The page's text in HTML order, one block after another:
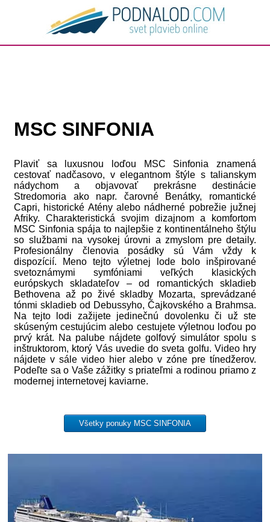
MSC SINFONIA
Plaviť sa luxusnou loďou MSC Sinfonia znamená
cestovať nadčasovo, v elegantnom štýle s talianskym
nádychom a objavovať prekrásne destinácie
Stredomoria ako napr. čarovné Benátky, romantické
Capri, historické Atény alebo nádherné pobrežie južnej
Afriky. Charakteristická svojim dizajnom a komfortom
MSC Sinfonia spája to najlepšie z kontinentálneho štýlu
so službami na vysokej úrovni a zmyslom pre detaily.
Profesionálny členovia posádky sú Vám vždy k
dispozícií. Meno tejto výletnej lode bolo inšpirované
svetoznámymi symfóniami veľkých klasických
európskych skladateľov – od romantických skladieb
Bethovena až po živé skladby Mozarta, sprevádzané
tónmi skladieb od Debussyho, Čajkovského a Brahmsa.
Na tejto lodi zažijete jedinečnú dovolenku či už ste
skúseným cestujúcim alebo cestujete výletnou loďou po
prvý krát. Na palube nájdete golfový simulátor spolu s
inštruktorom, ktorý Vás uvedie do sveta golfu. Video hry
nájdete v sále video hier alebo v zóne pre tínedžerov.
Podeľte sa o Vaše zážitky s priateľmi a rodinou priamo z
modernej internetovej kaviarne.
Všetky ponuky MSC SINFONIA